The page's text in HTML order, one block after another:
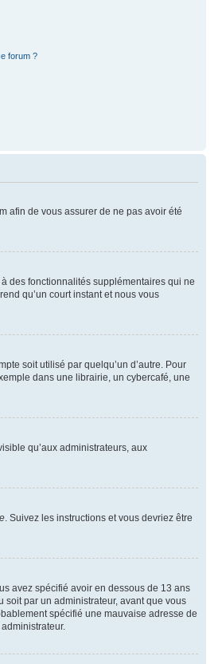
forum ?
afin de vous assurer de ne pas avoir été
des fonctionnalités supplémentaires qui ne
qu’un court instant et nous vous
soit utilisé par quelqu’un d’autre. Pour
dans une librairie, un cybercafé, une
qu’aux administrateurs, aux
. Suivez les instructions et vous devriez être
avez spécifié avoir en dessous de 13 ans
par un administrateur, avant que vous
spécifié une mauvaise adresse de